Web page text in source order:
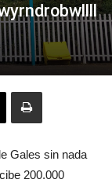
Gales sin nada
200.000